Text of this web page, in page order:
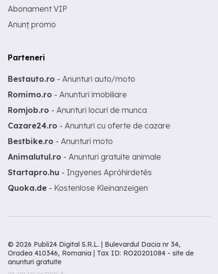
Abonament VIP
Anunț promo
Parteneri
Bestauto.ro - Anunturi auto/moto
Romimo.ro - Anunturi imobiliare
Romjob.ro - Anunturi locuri de munca
Cazare24.ro - Anunturi cu oferte de cazare
Bestbike.ro - Anunturi moto
Animalutul.ro - Anunturi gratuite animale
Startapro.hu - Ingyenes Apróhirdetés
Quoka.de - Kostenlose Kleinanzeigen
© 2026 Publi24 Digital S.R.L. | Bulevardul Dacia nr 34,
Oradea 410346, Romania | Tax ID: RO20201084 - site de
anunturi gratuite